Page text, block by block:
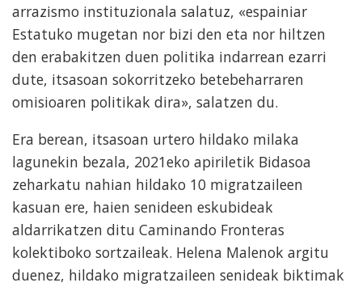
arrazismo instituzionala salatuz, «espainiar
Estatuko mugetan nor bizi den eta nor hiltzen
den erabakitzen duen politika indarrean ezarri
dute, itsasoan sokorritzeko betebeharraren
omisioaren politikak dira», salatzen du.
Era berean, itsasoan urtero hildako milaka
lagunekin bezala, 2021eko apiriletik Bidasoa
zeharkatu nahian hildako 10 migratzaileen
kasuan ere, haien senideen eskubideak
aldarrikatzen ditu Caminando Fronteras
kolektiboko sortzaileak. Helena Malenok argitu
duenez, hildako migratzaileen senideak biktimak